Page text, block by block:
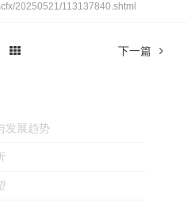
20250521/113137840.shtml
下一篇
发展趋势